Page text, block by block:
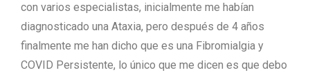
con varios especialistas, inicialmente me habían
diagnosticado una Ataxia, pero después de 4 años
finalmente me han dicho que es una Fibromialgia y
COVID Persistente, lo único que me dicen es que debo